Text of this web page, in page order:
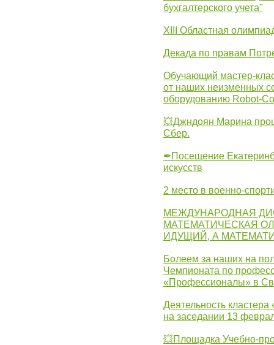
бухгалтерского учета"
XIII Областная
Декада по правам
Обучающий мастер-
от наших неизменных
оборудованию Robot-
💥Джндоян Марина
Сбер.
✒Посещение
искусств
2 место в военно-
МЕЖДУНАРОДНАЯ
МАТЕМАТИЧЕСКАЯ
ИДУЩИЙ, А
Болеем за наших на
Чемпионата по
«Профессионалы» в
Деятельность
на заседании 13
💥Площадка Учебно-